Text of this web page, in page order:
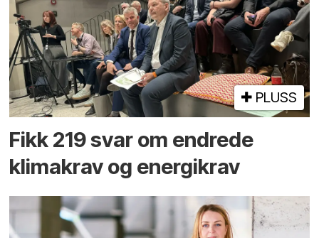
PLUSS
Fikk 219 svar om endrede
klimakrav og energikrav